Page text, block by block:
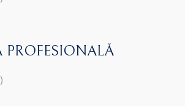
PROFESIONALĂ